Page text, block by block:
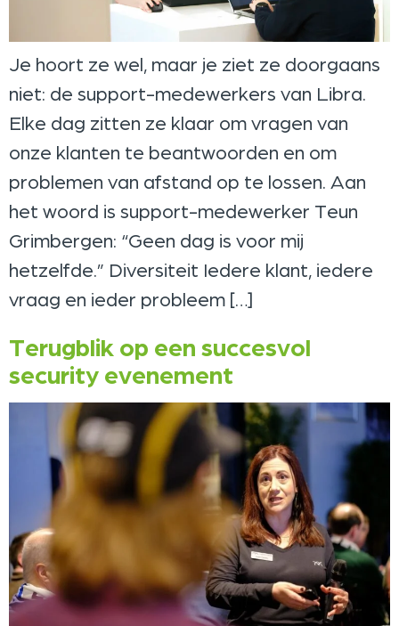
Je hoort ze wel, maar je ziet ze doorgaans
niet: de support-medewerkers van Libra.
Elke dag zitten ze klaar om vragen van
onze klanten te beantwoorden en om
problemen van afstand op te lossen. Aan
het woord is support-medewerker Teun
Grimbergen: “Geen dag is voor mij
hetzelfde.” Diversiteit Iedere klant, iedere
vraag en ieder probleem […]
Terugblik op een succesvol
security evenement